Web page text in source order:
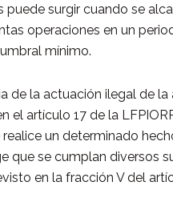
puede surgir cuando se
operaciones en un
mínimo.
de la actuación ilegal de
el artículo 17 de la
un determinado
que se cumplan diversos
en la fracción V del